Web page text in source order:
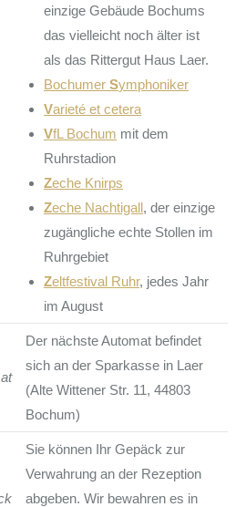
einzige Gebäude Bochums
das vielleicht noch älter ist
als das Rittergut Haus Laer.
Bochumer Symphoniker
Varieté et cetera
VfL Bochum mit dem
Ruhrstadion
Zeche Knirps
Zeche Nachtigall, der einzige
zugängliche echte Stollen im
Ruhrgebiet
Zeltfestival Ruhr, jedes Jahr
im August
Der nächste Automat befindet
sich an der Sparkasse in Laer
(Alte Wittener Str. 11, 44803
Bochum)
Sie können Ihr Gepäck zur
Verwahrung an der Rezeption
abgeben. Wir bewahren es in